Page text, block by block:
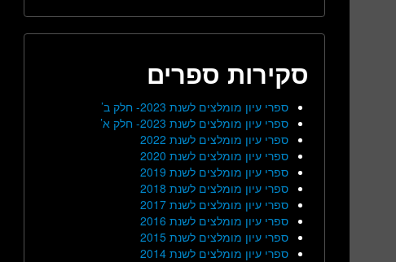
סקירות ספרים
ספרי עיון מומלצים לשנת 2023- חלק ב’
ספרי עיון מומלצים לשנת 2023- חלק א’
ספרי עיון מומלצים לשנת 2022
ספרי עיון מומלצים לשנת 2020
ספרי עיון מומלצים לשנת 2019
ספרי עיון מומלצים לשנת 2018
ספרי עיון מומלצים לשנת 2017
ספרי עיון מומלצים לשנת 2016
ספרי עיון מומלצים לשנת 2015
ספרי עיון מומלצים לשנת 2014